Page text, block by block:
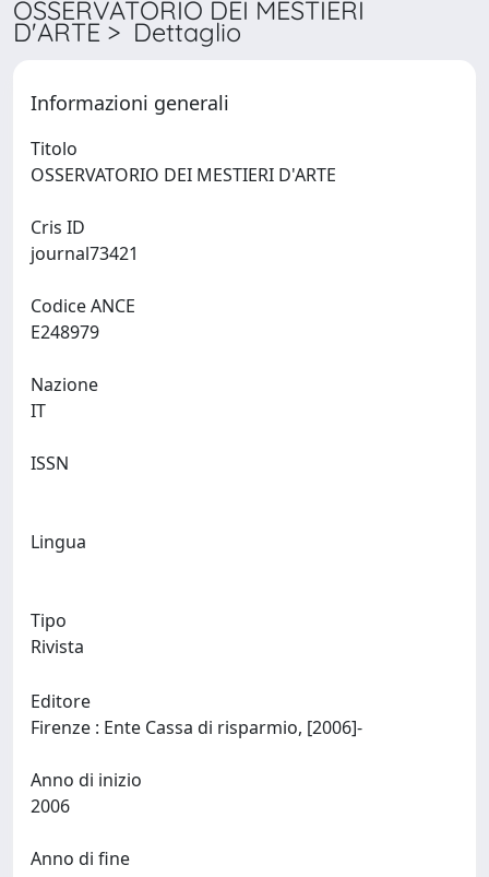
OSSERVATORIO DEI MESTIERI
D'ARTE > Dettaglio
Informazioni generali
Titolo
Cris ID
Codice ANCE
Nazione
ISSN
Lingua
Tipo
Rivista
Editore
Anno di inizio
Anno di fine